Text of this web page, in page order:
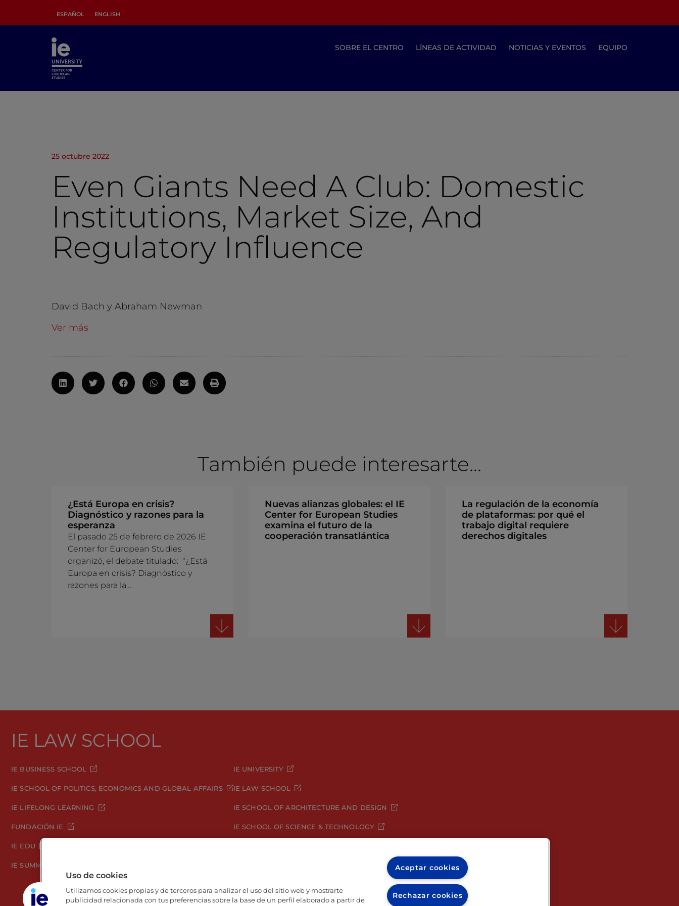
ESPAÑOL ENGLISH
SOBRE EL CENTRO LÍNEAS DE ACTIVIDAD NOTICIAS Y EVENTOS EQUIPO
25 octubre 2022
Even Giants Need A Club: Domestic
Institutions, Market Size, And
Regulatory Influence
David Bach y Abraham Newman
Ver más
También puede interesarte...
¿Está Europa en crisis?
Diagnóstico y razones para la
esperanza
El pasado 25 de febrero de 2026 IE
Center for European Studies
organizó, el debate titulado: “¿Está
Europa en crisis? Diagnóstico y
razones para la…
Nuevas alianzas globales: el IE
Center for European Studies
examina el futuro de la
cooperación transatlántica
La regulación de la economía
de plataformas: por qué el
trabajo digital requiere
derechos digitales
IE LAW SCHOOL
IE BUSINESS SCHOOL
IE SCHOOL OF POLITICS, ECONOMICS AND GLOBAL AFFAIRS
IE LIFELONG LEARNING
FUNDACIÓN IE
IE EDU
IE SUMMER SCHOOL
IE UNIVERSITY
IE LAW SCHOOL
IE SCHOOL OF ARCHITECTURE AND DESIGN
IE SCHOOL OF SCIENCE & TECHNOLOGY
Uso de cookies
Utilizamos cookies propias y de terceros para analizar el uso del sitio web y mostrarte
publicidad relacionada con tus preferencias sobre la base de un perfil elaborado a partir de
Aceptar cookies
Rechazar cookies